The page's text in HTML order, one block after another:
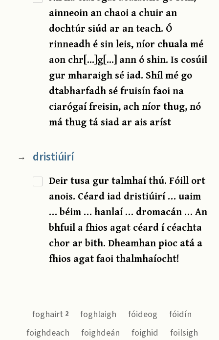
ainneoin an chaoi a chuir an
dochtúr siúd ar an teach. Ó
rinneadh é sin leis, níor chuala mé
aon chr[...]g[...] ann ó shin. Is cosúil
gur mharaigh sé iad. Shíl mé go
dtabharfadh sé fruisín faoi na
ciarógaí freisin, ach níor thug, nó
má thug tá siad ar ais aríst
→ dristiúirí
Deir tusa gur talmhaí thú. Fóill ort
anois. Céard iad dristiúirí … uaim
… béim … hanlaí … dromacán … An
bhfuil a fhios agat céard í céachta
chor ar bith. Dheamhan pioc atá a
fhios agat faoi thalmhaíocht!
foghairt 2 foghlaigh fóideog
fóidín
foighdeach
foighdeán foighid
foilsigh